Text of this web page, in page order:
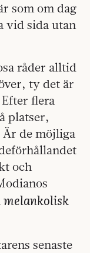
som om dag
vid sida utan
råder alltid
ty det är
flera
platser,
de möjliga
och
melankolisk
senaste